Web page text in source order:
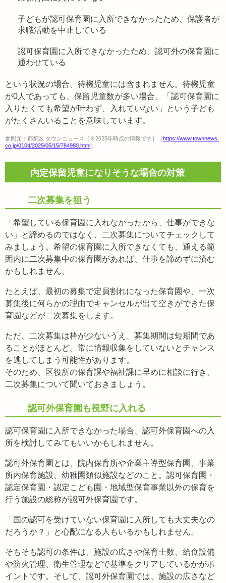
子どもが認可保育園に入所できなかったため、保護者が
求職活動を中止している
認可保育園に入所できなかったため、認可外の保育園に
通わせている
という状況の場合、待機児童には含まれません。待機児童
が0人であっても、保留児童数が多い場合、「認可保育園に
入りたくても希望が叶わず、入れていない」という子ども
がたくさんいることを意味しています。
参照元：都筑区 タウンニュース［※2025年時点の情報です］（https://www.townnews.
co.jp/0104/2025/05/15/784980.html）
内定保留児童になりそうな場合の対策
二次募集を狙う
「希望している保育園に入れなかったから、仕事ができな
い」と諦めるのではなく、二次募集についてチェックして
みましょう。希望の保育園に入所できなくても、通える範
囲内に二次募集中の保育園があれば、仕事を諦めずに済む
かもしれません。
たとえば、最初の募集で定員割れになった保育園や、一次
募集後に何らかの理由でキャンセルが出て空きができた保
育園などが二次募集をします。
ただ、二次募集は枠が少ないうえ、募集期間は短期間であ
ることがほとんど。常に情報収集をしていないとチャンス
を逃してしまう可能性があります。
そのため、区役所の保育課や福祉課に早めに相談に行き、
二次募集について聞いておきましょう。
認可外保育園も視野に入れる
認可保育園に入所できなかった場合、認可外保育園への入
所を検討してみてもいいかもしれません。
認可外保育園とは、院内保育所や企業主導型保育園、事業
所内保育施設、幼稚園類似施設などのこと。認可保育園・
認定保育園・認定こども園・地域型保育事業以外の保育を
行う施設の総称が認可外保育園です。
「国の認可を受けていない保育園に入所しても大丈夫なの
だろうか？」と心配になる人もいるかもしれません。
そもそも認可の条件は、施設の広さや保育士数、給食設備
や防火管理、衛生管理などで基準をクリアしているかがポ
イントです。そして、認可外保育園では、施設の広さなど